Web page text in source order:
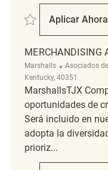
Salvar Merchandising
Aplicar Ahora
MERCHANDISING
Marshalls Categoría
Asociados
Kentucky, 40351
MarshallsTJX
oportunidades de
Será incluido en
adopta la
prioriz...